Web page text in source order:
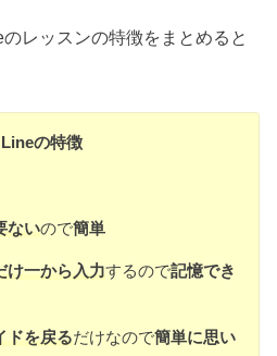
レッスンの特徴をまとめると
の特徴
ないので簡単
け一から入力するので記憶でき
ドを戻るだけなので簡単に思い